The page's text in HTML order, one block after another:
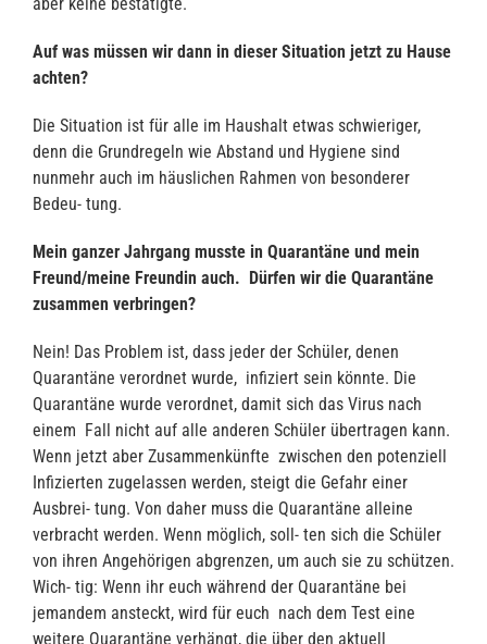
Auf was müssen wir dann in dieser Situation jetzt zu Hause
achten?
Die Situation ist für alle im Haushalt etwas schwieriger,
denn die Grundregeln wie Abstand und Hygiene sind
nunmehr auch im häuslichen Rahmen von besonderer
Bedeu- tung.
Mein ganzer Jahrgang musste in Quarantäne und mein
Freund/meine Freundin auch. Dürfen wir die Quarantäne
zusammen verbringen?
Nein! Das Problem ist, dass jeder der Schüler, denen
Quarantäne verordnet wurde, infiziert sein könnte. Die
Quarantäne wurde verordnet, damit sich das Virus nach
einem Fall nicht auf alle anderen Schüler übertragen kann.
Wenn jetzt aber Zusammenkünfte zwischen den potenziell
Infizierten zugelassen werden, steigt die Gefahr einer
Ausbrei- tung. Von daher muss die Quarantäne alleine
verbracht werden. Wenn möglich, soll- ten sich die Schüler
von ihren Angehörigen abgrenzen, um auch sie zu schützen.
Wich- tig: Wenn ihr euch während der Quarantäne bei
jemandem ansteckt, wird für euch nach dem Test eine
weitere Quarantäne verhängt, die über den aktuell